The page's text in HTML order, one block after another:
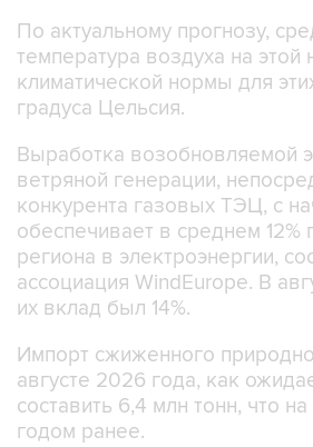
По актуальному прогнозу,
температура воздуха на
климатической нормы для
градуса Цельсия.
Выработка возобновляемой
ветряной генерации,
конкурента газовых ТЭЦ, с
обеспечивает в среднем 12%
региона в электроэнергии,
ассоциация WindEurope. В
их вклад был 14%.
Импорт сжиженного
августе 2026 года, как
составить 6,4 млн тонн, что
годом ранее.